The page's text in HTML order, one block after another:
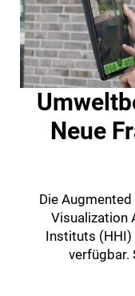
Neue
Die
Visualization
Instituts (HHI)
verfügbar.